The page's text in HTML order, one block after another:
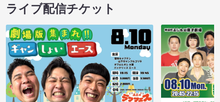
ライブ配信チケット